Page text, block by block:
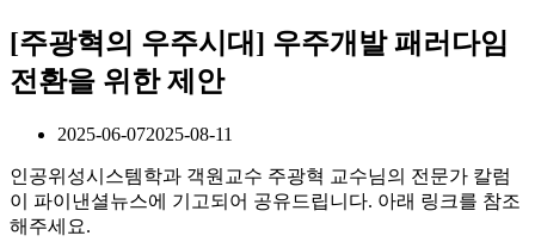
[주광혁의 우주시대] 우주개발 패러다임
전환을 위한 제안
2025-06-072025-08-11
인공위성시스템학과 객원교수 주광혁 교수님의 전문가 칼럼
이 파이낸셜뉴스에 기고되어 공유드립니다. 아래 링크를 참조
해주세요.